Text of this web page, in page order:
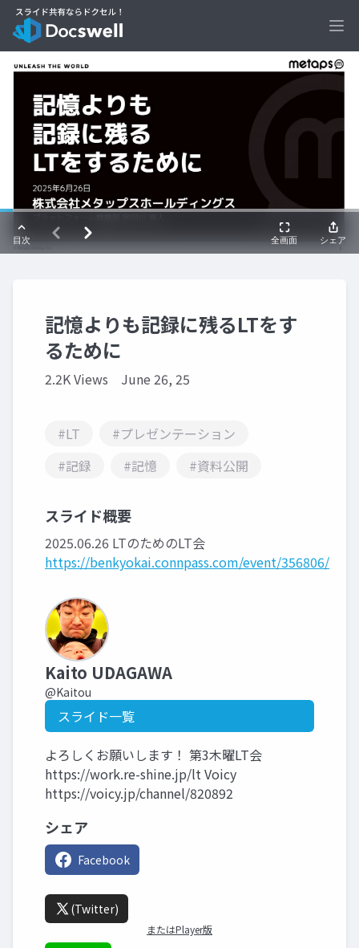
記憶よりも記録に残るLTをす
るために
2.2K Views June 26, 25
#LT
#プレゼンテーション
#記録
#記憶 #資料公開
スライド概要
2025.06.26 LTのためのLT会
https://benkyokai.connpass.com/event/356806/
Kaito UDAGAWA
@Kaitou
スライド一覧
よろしくお願いします！ 第3木曜LT会
https://work.re-shine.jp/lt Voicy
https://voicy.jp/channel/820892
シェア
Facebook
(Twitter)
またはPlayer版